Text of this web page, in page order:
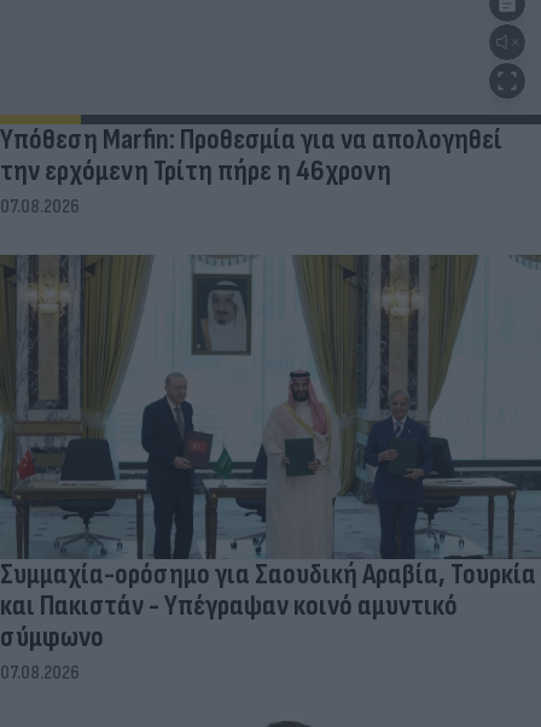
Υπόθεση Marfin: Προθεσμία για να απολογηθεί
την ερχόμενη Τρίτη πήρε η 46χρονη
07.08.2026
Συμμαχία-ορόσημο για Σαουδική Αραβία, Τουρκία
και Πακιστάν - Υπέγραψαν κοινό αμυντικό
σύμφωνο
07.08.2026